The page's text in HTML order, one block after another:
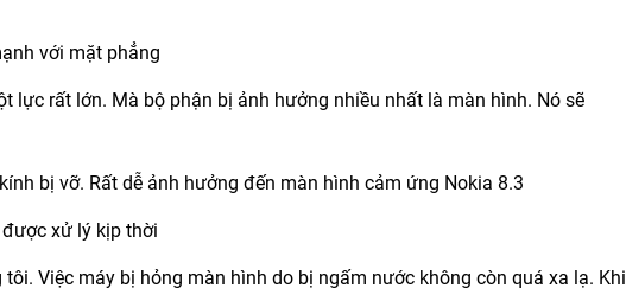
với mặt phẳng
lực rất lớn. Mà bộ phận bị ảnh hưởng nhiều nhất là màn hình. Nó sẽ
bị vỡ. Rất dễ ảnh hưởng đến màn hình cảm ứng Nokia 8.3
xử lý kịp thời
Việc máy bị hỏng màn hình do bị ngấm nước không còn quá xa lạ. Khi